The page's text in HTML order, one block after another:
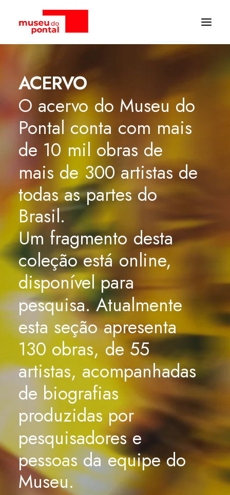
ARCHIVES:
ACERVO
O acervo do Museu do
Pontal conta com mais
de 10 mil obras de
mais de 300 artistas de
todas as partes do
Brasil.
Um fragmento desta
coleção está online,
disponível para
pesquisa. Atualmente
esta seção apresenta
130 obras, de 55
artistas, acompanhadas
de biografias
produzidas por
pesquisadores e
pessoas da equipe do
Museu.